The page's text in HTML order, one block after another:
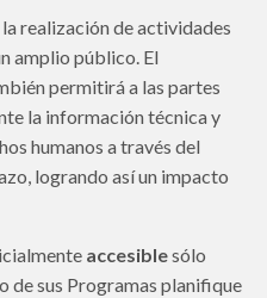
realización de actividades
amplio público. El
permitirá a las partes
la información técnica y
humanos a través del
logrando así un impacto
accesiblesólo
de sus Programas planifique